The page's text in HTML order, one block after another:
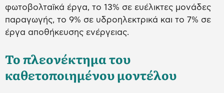
φωτοβολταϊκά έργα, το 13% σε ευέλικτες μονάδες
παραγωγής, το 9% σε υδροηλεκτρικά και το 7% σε
έργα αποθήκευσης ενέργειας.
Το πλεονέκτημα του
καθετοποιημένου μοντέλου